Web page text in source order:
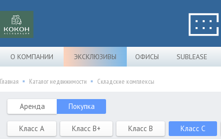
О КОМПАНИИ ЭКСКЛЮЗИВЫ ОФИСЫ SUBLEASE
Главная Каталог недвижимости Складские комплексы
Аренда Покупка
Класс A Класс B+ Класс B Класс C